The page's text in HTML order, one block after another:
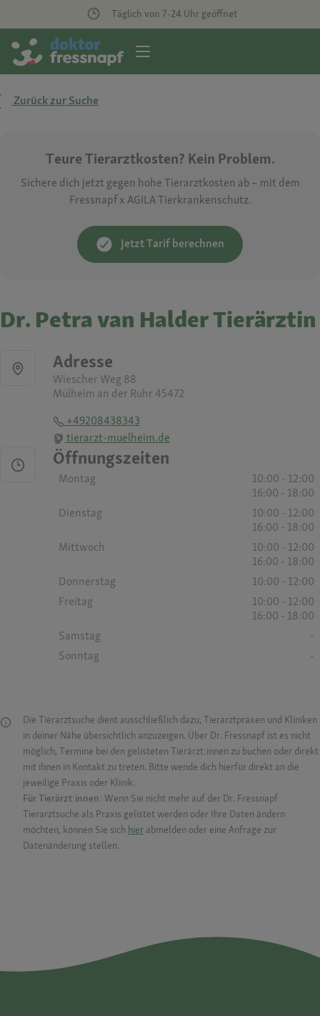
Täglich von 7-24 Uhr geöffnet
Zurück zur Suche
Teure Tierarztkosten? Kein Problem.
Sichere dich jetzt gegen hohe Tierarztkosten ab – mit dem
Fressnapf x AGILA Tierkrankenschutz.
Jetzt Tarif berechnen
Dr. Petra van Halder Tierärztin
Adresse
Wiescher Weg 88
Mülheim an der Ruhr 45472
+49208438343
tierarzt-muelheim.de
Öffnungszeiten
Montag
10:00 - 12:00
16:00 - 18:00
Dienstag
10:00 - 12:00
16:00 - 18:00
Mittwoch
10:00 - 12:00
16:00 - 18:00
Donnerstag
10:00 - 12:00
Freitag
10:00 - 12:00
16:00 - 18:00
Samstag
-
Sonntag
-
Die Tierarztsuche dient ausschließlich dazu, Tierarztpraxen und Kliniken
in deiner Nähe übersichtlich anzuzeigen. Über Dr. Fressnapf ist es nicht
möglich, Termine bei den gelisteten Tierärzt:innen zu buchen oder direkt
mit ihnen in Kontakt zu treten. Bitte wende dich hierfür direkt an die
jeweilige Praxis oder Klinik.
Für Tierärzt:innen: Wenn Sie nicht mehr auf der Dr. Fressnapf
Tierarztsuche als Praxis gelistet werden oder Ihre Daten ändern
möchten, können Sie sich hier abmelden oder eine Anfrage zur
Datenänderung stellen.